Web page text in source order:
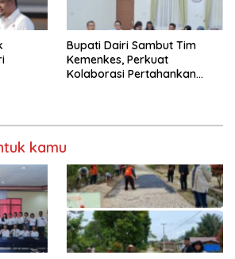
Bupati Dairi Sambut Tim
Kemenkes, Perkuat
Kolaborasi Pertahankan
kamu